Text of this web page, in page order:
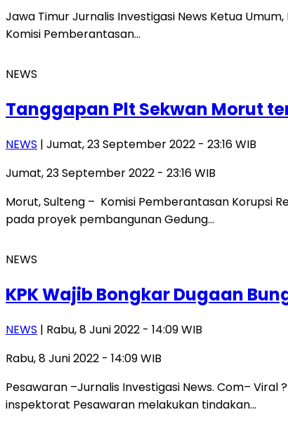
Jawa Timur Jurnalis Investigasi News Ketua
Komisi Pemberantasan…
NEWS
Tanggapan Plt Sekwan Morut
NEWS | Jumat, 23 September 2022 - 23:16 WIB
Jumat, 23 September 2022 - 23:16 WIB
Morut, Sulteng – Komisi Pemberantasan Korupsi
pada proyek pembangunan Gedung…
NEWS
KPK Wajib Bongkar Dugaan
NEWS | Rabu, 8 Juni 2022 - 14:09 WIB
Rabu, 8 Juni 2022 - 14:09 WIB
Pesawaran –Jurnalis Investigasi News. Com–
inspektorat Pesawaran melakukan tindakan…